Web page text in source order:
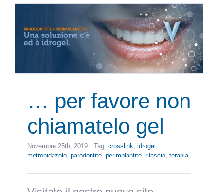
… per favore non
chiamatelo gel
Novembre 25th, 2019 Tag: crosslink idrogel
metronidazolo parodontite perimplantite rilascio terapia